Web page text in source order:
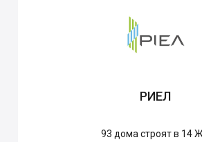
РИЕЛ
93 дома строят в 14